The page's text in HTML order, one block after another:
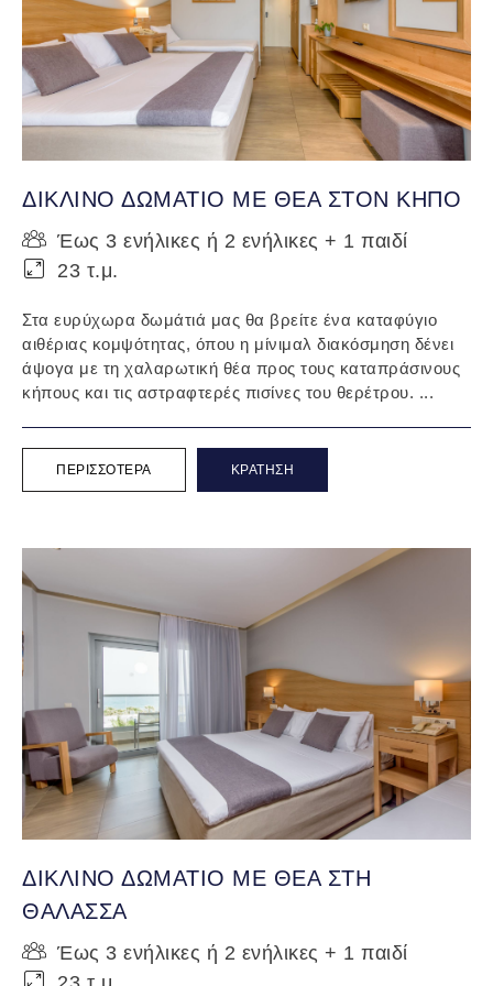
ΔΙΚΛΙΝΟ ΔΩΜΑΤΙΟ ΜΕ ΘΕΑ ΣΤΟΝ ΚΗΠΟ
Έως 3 ενήλικες ή 2 ενήλικες + 1 παιδί
23 τ.μ.
Στα ευρύχωρα δωμάτιά μας θα βρείτε ένα καταφύγιο
αιθέριας κομψότητας, όπου η μίνιμαλ διακόσμηση δένει
άψογα με τη χαλαρωτική θέα προς τους καταπράσινους
κήπους και τις αστραφτερές πισίνες του θερέτρου. ...
ΠΕΡΙΣΣΌΤΕΡΑ ΚΡΆΤΗΣΗ
ΔΙΚΛΙΝΟ ΔΩΜΑΤΙΟ ΜΕ ΘΕΑ ΣΤΗ
ΘΑΛΑΣΣΑ
Έως 3 ενήλικες ή 2 ενήλικες + 1 παιδί